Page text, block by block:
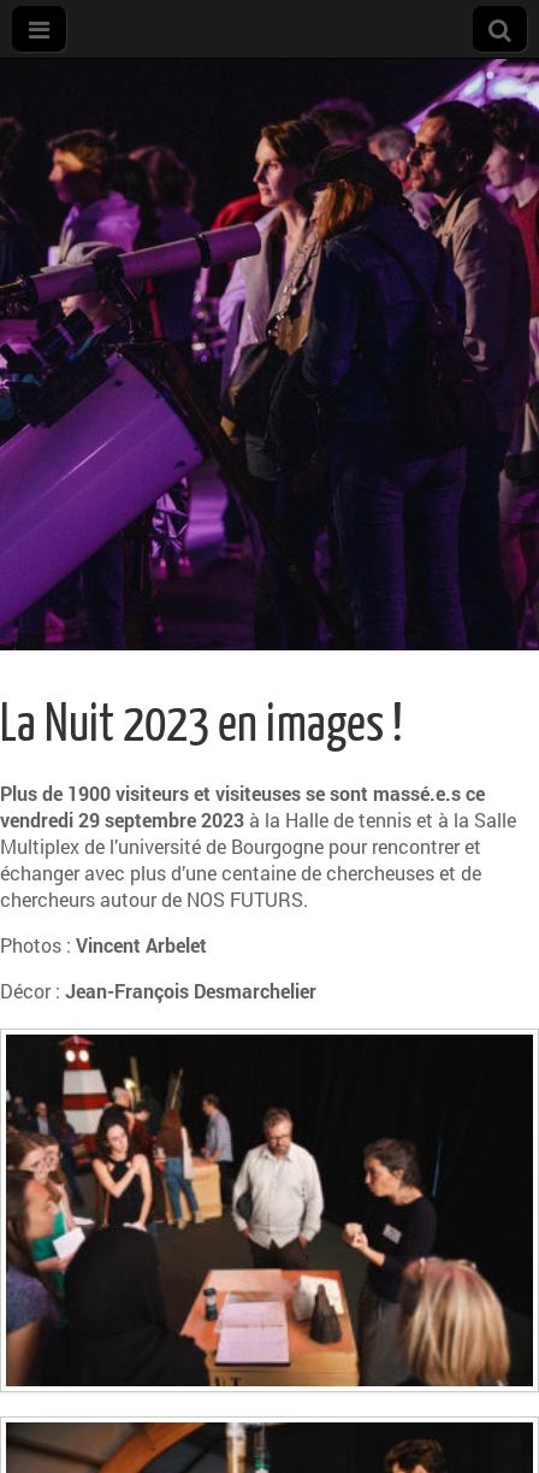
Nuit
européenne
des
chercheurs
à Dijon
La Nuit 2023 en images !
Plus de 1900 visiteurs et visiteuses se sont massé.e.s ce
vendredi 29 septembre 2023 à la Halle de tennis et à la Salle
Multiplex de l’université de Bourgogne pour rencontrer et
échanger avec plus d’une centaine de chercheuses et de
chercheurs autour de NOS FUTURS.
Photos : Vincent Arbelet
Décor : Jean-François Desmarchelier